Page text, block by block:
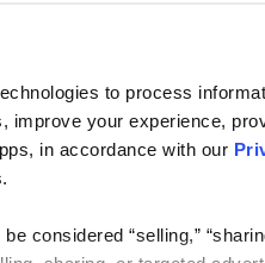
to process
improve your experience,
in accordance with our
considered “selling,”